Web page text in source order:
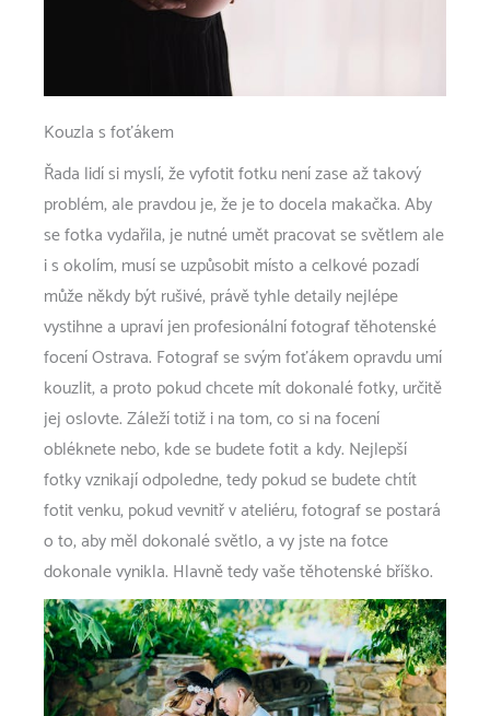
Kouzla s foťákem
Řada lidí si myslí, že vyfotit fotku není zase až takový
problém, ale pravdou je, že je to docela makačka. Aby
se fotka vydařila, je nutné umět pracovat se světlem ale
i s okolím, musí se uzpůsobit místo a celkové pozadí
může někdy být rušivé, právě tyhle detaily nejlépe
vystihne a upraví jen profesionální fotograftěhotenské
focení Ostrava. Fotograf se svým foťákem opravdu umí
kouzlit, a proto pokud chcete mít dokonalé fotky, určitě
jej oslovte. Záleží totiž i na tom, co si na focení
obléknete nebo, kde se budete fotit a kdy. Nejlepší
fotky vznikají odpoledne, tedy pokud se budete chtít
fotit venku, pokud vevnitř v ateliéru, fotograf se postará
o to, aby měl dokonalé světlo, a vy jste na fotce
dokonale vynikla. Hlavně tedy vaše těhotenské bříško.